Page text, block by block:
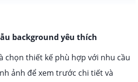
background yêu thích
chọn thiết kế phù hợp với nhu cầu
ảnh để xem trước chi tiết và